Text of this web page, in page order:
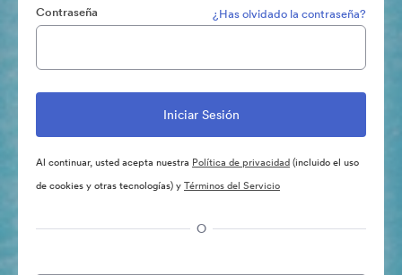
Contraseña ¿Has olvidado la contraseña?
Al continuar, usted acepta nuestra Política de privacidad(incluido el uso
de cookies y otras tecnologías) yTérminos del Servicio
O